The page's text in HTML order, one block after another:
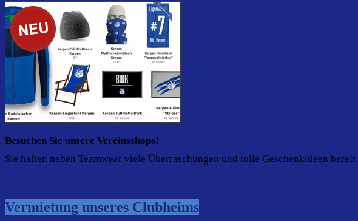
Besuchen Sie unsere Vereinsshops!
Sie halten neben Teamwear viele Überraschungen und tolle Geschenkideen bereit.
Vermietung unseres Clubheims